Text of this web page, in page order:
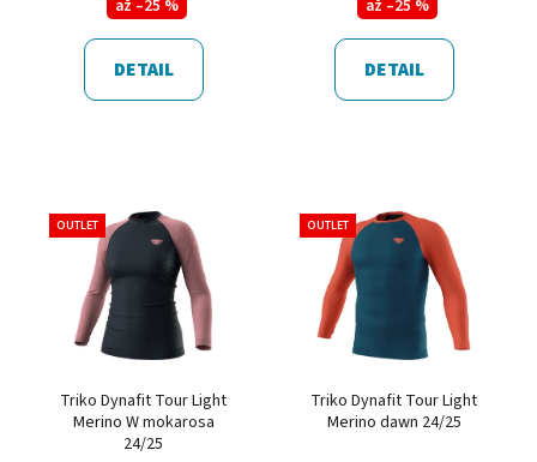
až –25 %
DETAIL
až –25 %
DETAIL
OUTLET
Triko Dynafit Tour Light
Merino W mokarosa
24/25
OUTLET
Triko Dynafit Tour Light
Merino dawn 24/25